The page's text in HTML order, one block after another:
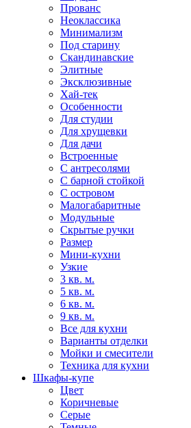
Прованс
Неоклассика
Минимализм
Под старину
Скандинавские
Элитные
Эксклюзивные
Хай-тек
Особенности
Для студии
Для хрущевки
Для дачи
Встроенные
С антресолями
С барной стойкой
С островом
Малогабаритные
Модульные
Скрытые ручки
Размер
Мини-кухни
Узкие
3 кв. м.
5 кв. м.
6 кв. м.
9 кв. м.
Все для кухни
Варианты отделки
Мойки и смесители
Техника для кухни
Шкафы-купе
Цвет
Коричневые
Серые